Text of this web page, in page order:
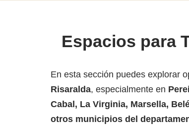
Espacios para
En esta sección puedes explorar
Risaralda, especialmente en
Cabal, La Virginia, Marsella,
otros municipios del